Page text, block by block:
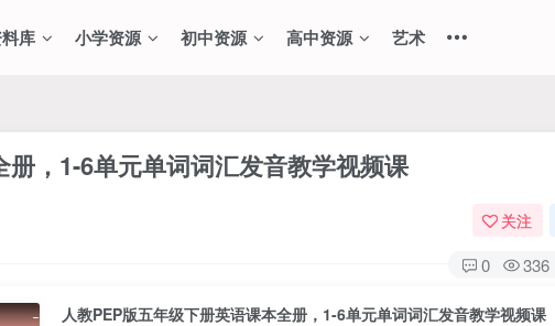
库 小学资源 初中资源 高中资源 艺术
，1-6单元单词词汇发音教学视频课
关注
0 336
人教PEP版五年级下册英语课本全册，1-6单元单词词汇发音教学视频课